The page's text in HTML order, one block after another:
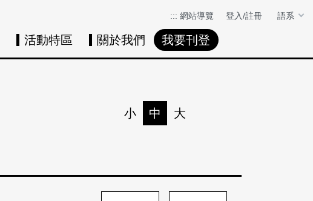
::: 網站導覽 登入/註冊 語系
活動特區 關於我們 我要刊登
小 中 大